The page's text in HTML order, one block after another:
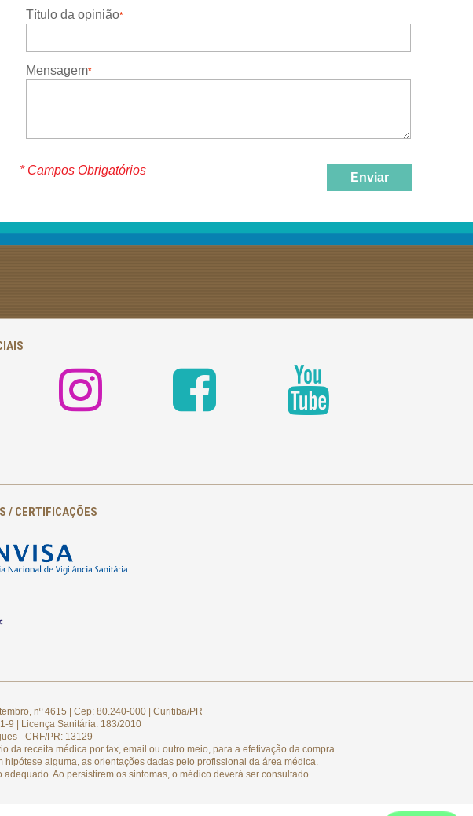
Título da opinião
Mensagem
* Campos Obrigatórios
Enviar
/ CERTIFICAÇÕES
nº 4615 | Cep: 80.240-000 | Curitiba/PR
9 | Licença Sanitária: 183/2010
- CRF/PR: 13129
da receita médica por fax, email ou outro meio, para a efetivação da compra.
alguma, as orientações dadas pelo profissional da área médica.
Ao persistirem os sintomas, o médico deverá ser consultado.